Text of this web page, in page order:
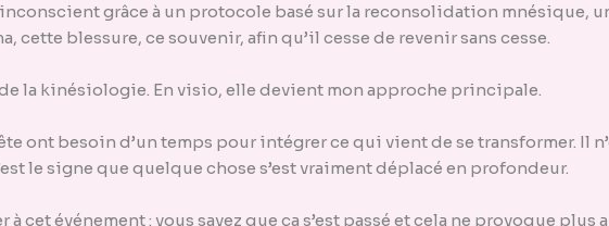
grâce à un protocole basé sur la reconsolidation mnésique,
blessure, ce souvenir, afin qu’il cesse de revenir sans cesse.
la kinésiologie. En visio, elle devient mon approche principale.
ont besoin d’un temps pour intégrer ce qui vient de se transformer. Il
le signe que quelque chose s’est vraiment déplacé en profondeur.
cet événement : vous savez que ça s’est passé et cela ne provoque plus